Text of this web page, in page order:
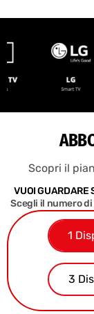
Scopri il
VUOI GUARDARE
Scegli il numero
1
3